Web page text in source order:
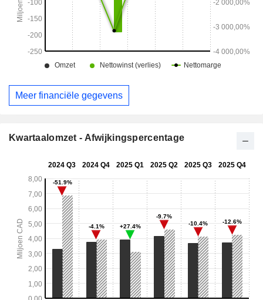
Meer financiële gegevens
Kwartaalomzet - Afwijkingspercentage